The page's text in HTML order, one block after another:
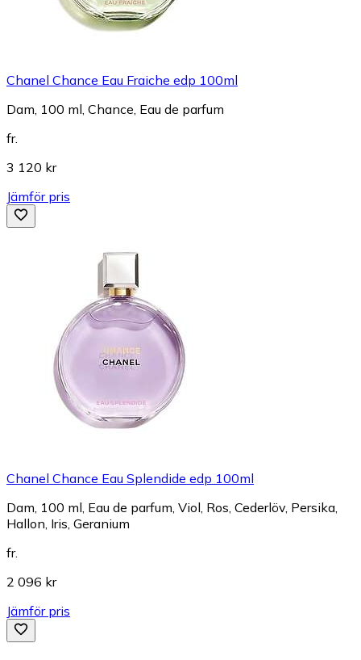
Chanel Chance Eau Fraiche edp 100ml
Dam, 100 ml, Chance, Eau de parfum
fr.
3 120 kr
Jämför pris
Chanel Chance Eau Splendide edp 100ml
Dam, 100 ml, Eau de parfum, Viol, Ros, Cederlöv, Persika,
Hallon, Iris, Geranium
fr.
2 096 kr
Jämför pris